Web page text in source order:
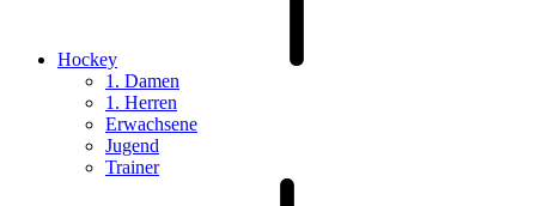
Hockey
1. Damen
1. Herren
Erwachsene
Jugend
Trainer